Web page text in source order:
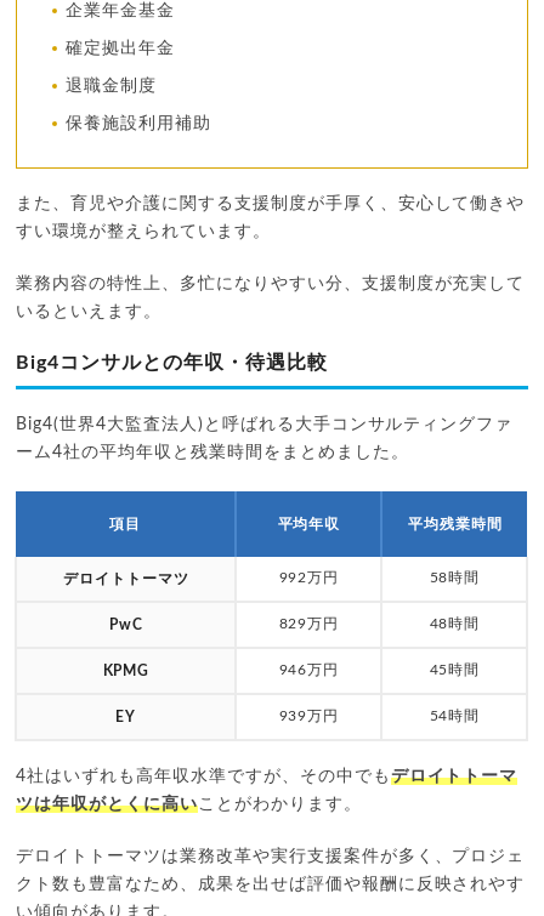
企業年金基金
確定拠出年金
退職金制度
保養施設利用補助
また、育児や介護に関する支援制度が手厚く、安心して働きや
すい環境が整えられています。
業務内容の特性上、多忙になりやすい分、支援制度が充実して
いるといえます。
Big4コンサルとの年収・待遇比較
Big4(世界4大監査法人)と呼ばれる大手コンサルティングファ
ーム4社の平均年収と残業時間をまとめました。
項目 平均年収 平均残業時間
デロイトトーマツ 992万円 58時間
PwC 829万円 48時間
KPMG 946万円 45時間
EY 939万円 54時間
4社はいずれも高年収水準ですが、その中でも デロイトトーマ
ツは年収がとくに高いことがわかります。
デロイトトーマツは業務改革や実行支援案件が多く、プロジェ
クト数も豊富なため、成果を出せば評価や報酬に反映されやす
い傾向があります。